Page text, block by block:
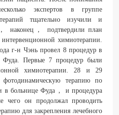
экспертов в группе
тщательно изучили и
наконец， подтвердили план
химиотерапии.
г-н Чэнь провел 8 процедур в
Фуда. Первые 7 процедур были
химиотерапии. 28 и 29
терапию по
в больнице Фуда， и процедура
он продолжал проводить
для закрепления лечебного